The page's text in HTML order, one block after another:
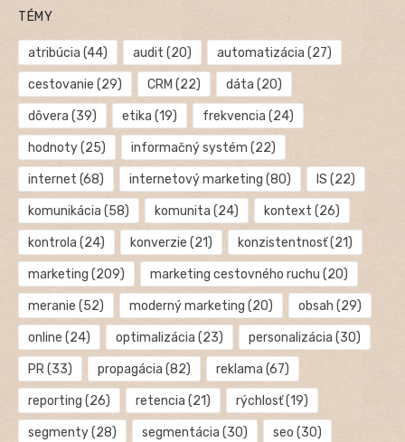
TÉMY
atribúcia (44) audit (20) automatizácia (27)
cestovanie (29) CRM (22) dáta (20)
dôvera (39) etika (19) frekvencia (24)
hodnoty(25) informačný systém (22)
internet (68) internetový marketing (80) IS (22)
komunikácia (58) komunita (24) kontext (26)
kontrola (24) konverzie (21) konzistentnosť(21)
marketing (209) marketing cestovného ruchu (20)
meranie (52) moderný marketing (20) obsah (29)
online (24) optimalizácia (23) personalizácia (30)
PR(33) propagácia (82) reklama (67)
reporting (26) retencia (21) rýchlosť(19)
segmenty(28) segmentácia (30) seo (30)